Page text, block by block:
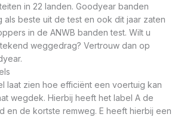
in 22 landen. Goodyear banden
als beste uit de test en ook dit jaar zaten
in de ANWB banden test. Wilt u
weggedrag? Vertrouw dan op
laat zien hoe efficiënt een voertuig kan
wegdek. Hierbij heeft het label A de
en de kortste remweg. E heeft hierbij een